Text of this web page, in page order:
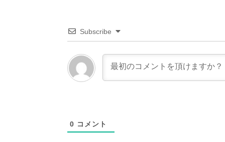
Subscribe
0 コメント